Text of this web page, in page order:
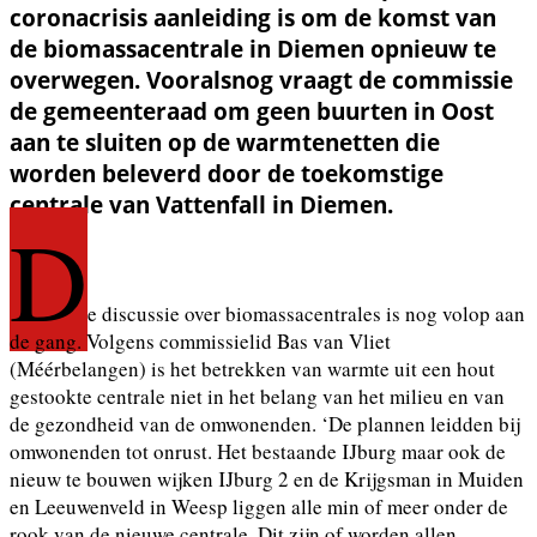
coronacrisis aanleiding is om de komst van
de biomassacentrale in Diemen opnieuw te
overwegen. Vooralsnog vraagt de commissie
de gemeenteraad om geen buurten in Oost
aan te sluiten op de warmtenetten die
worden beleverd door de toekomstige
centrale van Vattenfall in Diemen.
De discussie over biomassacentrales is nog volop aan
de gang. Volgens commissielid Bas van Vliet
(Méérbelangen) is het betrekken van warmte uit een hout
gestookte centrale niet in het belang van het milieu en van
de gezondheid van de omwonenden. ‘De plannen leidden bij
omwonenden tot onrust. Het bestaande IJburg maar ook de
nieuw te bouwen wijken IJburg 2 en de Krijgsman in Muiden
en Leeuwenveld in Weesp liggen alle min of meer onder de